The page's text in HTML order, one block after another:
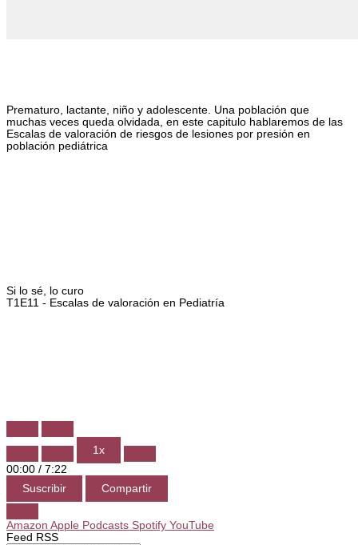
Prematuro, lactante, niño y adolescente. Una población que
muchas veces queda olvidada, en este capitulo hablaremos de las
Escalas de valoración de riesgos de lesiones por presión en
población pediátrica
Si lo sé, lo curo
T1E11 - Escalas de valoración en Pediatría
episodioepisodio
1x
00:00 / 7:22
Suscribir
Compartir
Amazon Apple Podcasts Spotify YouTube
Feed RSS